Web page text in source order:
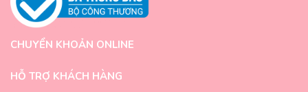
CHUYỂN KHOẢN ONLINE
HỖ TRỢ KHÁCH HÀNG